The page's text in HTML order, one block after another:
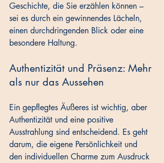
Geschichte, die Sie erzählen können –
sei es durch ein gewinnendes Lächeln,
einen durchdringenden Blick oder eine
besondere Haltung.
Authentizität und Präsenz: Mehr
als nur das Aussehen
Ein gepflegtes Äußeres ist wichtig, aber
Authentizität und eine positive
Ausstrahlung sind entscheidend. Es geht
darum, die eigene Persönlichkeit und
den individuellen Charme zum Ausdruck